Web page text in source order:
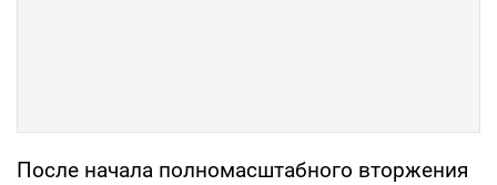
После начала полномасштабного вторжения